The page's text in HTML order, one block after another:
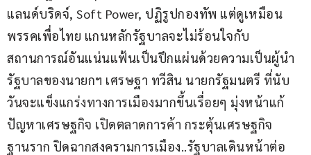
แลนด์บริดจ์, Soft Power, ปฏิรูปกองทัพ แต่ดูเหมือน
พรรคเพื่อไทย แกนหลักรัฐบาลจะไม่ร้อนใจกับ
สถานการณ์อันแน่นแฟ้นเป็นปึกแผ่นด้วยความเป็นผู้นำ
รัฐบาลของนายกฯ เศรษฐา ทวีสิน นายกรัฐมนตรี ที่นับ
วันจะแข็งแกร่งทางการเมืองมากขึ้นเรื่อยๆ มุ่งหน้าแก้
ปัญหาเศรษฐกิจ เปิดตลาดการค้า กระตุ้นเศรษฐกิจ
ฐานราก ปิดฉากสงครามการเมือง..รัฐบาลเดินหน้าต่อ